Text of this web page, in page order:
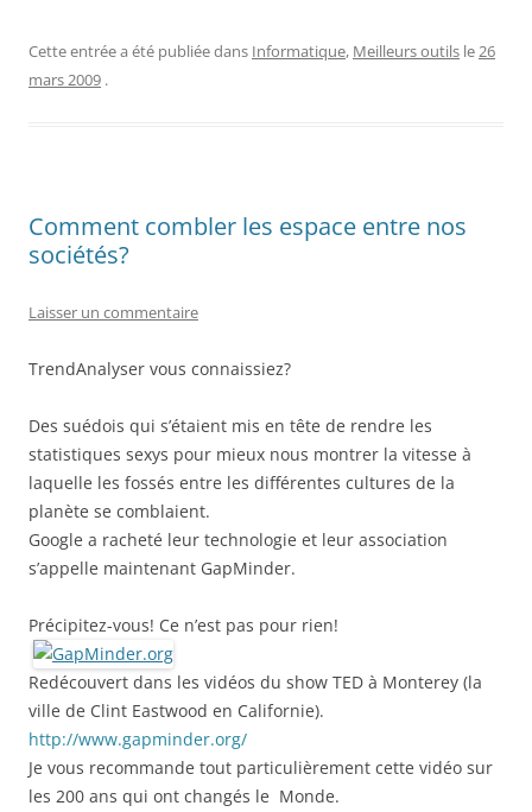
Cette entrée a été publiée dans Informatique, Meilleurs outils le26
mars 2009 .
Comment combler les espace entre nos
sociétés?
Laisser un commentaire
TrendAnalyser vous connaissiez?
Des suédois qui s’étaient mis en tête de rendre les
statistiques sexys pour mieux nous montrer la vitesse à
laquelle les fossés entre les différentes cultures de la
planète se comblaient.
Google a racheté leur technologie et leur association
s’appelle maintenant GapMinder.
Précipitez-vous! Ce n’est pas pour rien!
Redécouvert dans les vidéos du show TED à Monterey (la
ville de Clint Eastwood en Californie).
http://www.gapminder.org/
Je vous recommande tout particulièrement cette vidéo sur
les 200 ans qui ont changés le Monde.